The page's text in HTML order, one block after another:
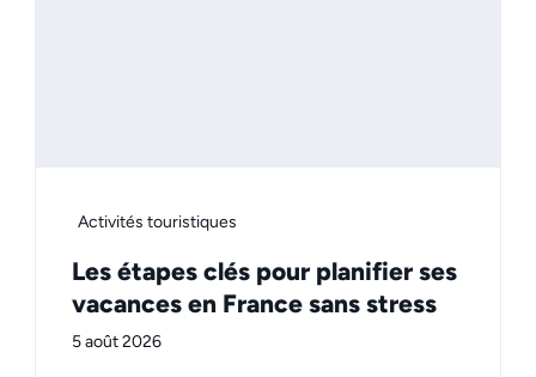
Activités touristiques
Les étapes clés pour planifier ses
vacances en France sans stress
5 août 2026